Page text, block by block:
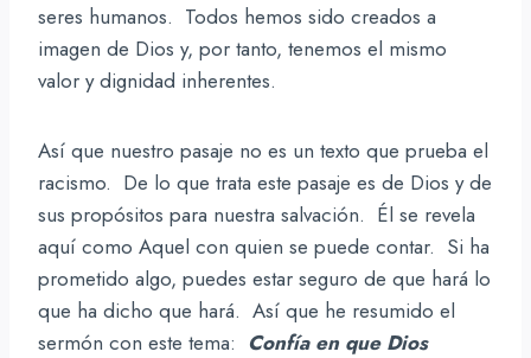
seres humanos. Todos hemos sido creados a
imagen de Dios y, por tanto, tenemos el mismo
valor y dignidad inherentes.
Así que nuestro pasaje no es un texto que prueba el
racismo. De lo que trata este pasaje es de Dios y de
sus propósitos para nuestra salvación. Él se revela
aquí como Aquel con quien se puede contar. Si ha
prometido algo, puedes estar seguro de que hará lo
que ha dicho que hará. Así que he resumido el
sermón con este tema: Confía en que Dios